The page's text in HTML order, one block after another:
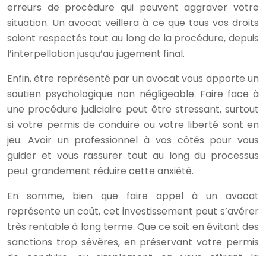
erreurs de procédure qui peuvent aggraver votre
situation. Un avocat veillera à ce que tous vos droits
soient respectés tout au long de la procédure, depuis
l’interpellation jusqu’au jugement final.
Enfin, être représenté par un avocat vous apporte un
soutien psychologique non négligeable. Faire face à
une procédure judiciaire peut être stressant, surtout
si votre permis de conduire ou votre liberté sont en
jeu. Avoir un professionnel à vos côtés pour vous
guider et vous rassurer tout au long du processus
peut grandement réduire cette anxiété.
En somme, bien que faire appel à un avocat
représente un coût, cet investissement peut s’avérer
très rentable à long terme. Que ce soit en évitant des
sanctions trop sévères, en préservant votre permis